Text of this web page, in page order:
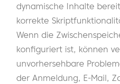
dynamische Inhalte
korrekte
Wenn die
konfiguriert ist, können
unvorhersehbare
der Anmeldung, E-Mail,